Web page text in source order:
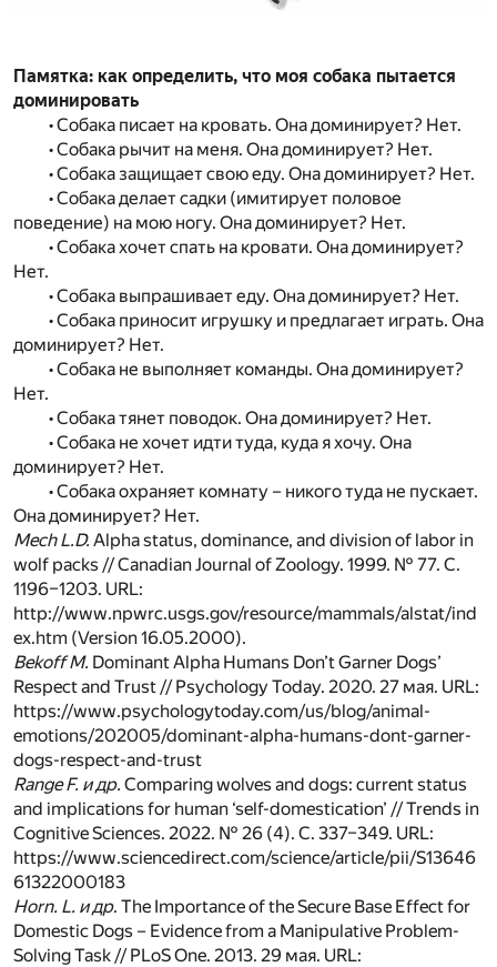
Памятка: как определить, что моя собака пытается
доминировать
• Собака писает на кровать. Она доминирует? Нет.
• Собака рычит на меня. Она доминирует? Нет.
• Собака защищает свою еду. Она доминирует? Нет.
• Собака делает садки (имитирует половое
поведение) на мою ногу. Она доминирует? Нет.
• Собака хочет спать на кровати. Она доминирует?
Нет.
• Собака выпрашивает еду. Она доминирует? Нет.
• Собака приносит игрушку и предлагает играть. Она
доминирует? Нет.
• Собака не выполняет команды. Она доминирует?
Нет.
• Собака тянет поводок. Она доминирует? Нет.
• Собака не хочет идти туда, куда я хочу. Она
доминирует? Нет.
• Собака охраняет комнату – никого туда не пускает.
Она доминирует? Нет.
Mech L.D. Alpha status, dominance, and division of labor in
wolf packs // Canadian Journal of Zoology. 1999. № 77. С.
1196–1203. URL:
http://www.npwrc.usgs.gov/resource/mammals/alstat/ind
ex.htm (Version 16.05.2000).
Bekoff M. Dominant Alpha Humans Don’t Garner Dogs’
Respect and Trust // Psychology Today. 2020. 27 мая. URL:
https://www.psychologytoday.com/us/blog/animal-
emotions/202005/dominant-alpha-humans-dont-garner-
dogs-respect-and-trust
Range F. и др. Comparing wolves and dogs: current status
and implications for human ‘self-domestication’ // Trends in
Cognitive Sciences. 2022. № 26 (4). С. 337–349. URL:
https://www.sciencedirect.com/science/article/pii/S13646
61322000183
Horn. L. и др. The Importance of the Secure Base Effect for
Domestic Dogs – Evidence from a Manipulative Problem-
Solving Task // PLoS One. 2013. 29 мая. URL: